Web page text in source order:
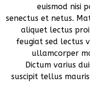
euismod nisi
senectus et netus.
aliquet lectus
feugiat sed lectus
ullamcorper
Dictum varius
suscipit tellus